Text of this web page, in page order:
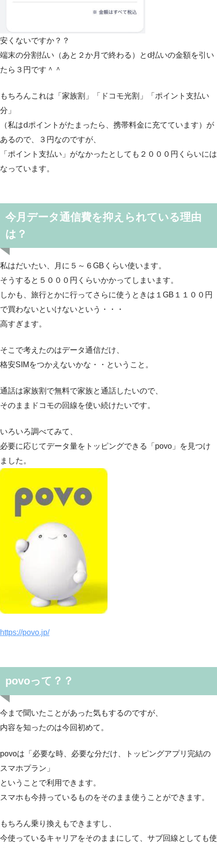
安くないですか？？
端末の分割払い（あと２か月で終わる）とⅾ払いの金額を引い
たら３円です＾＾
もちろんこれは「家族割」「ドコモ光割」「ポイント支払い
分」
（私はⅾポイントがたまったら、携帯料金に充てています）が
あるので、３円なのですが、
「ポイント支払い」がなかったとしても２０００円くらいには
なっています。
今月データ通信費を抑えられている理由
は？
私はだいたい、月に５～６GBくらい使います。
そうすると５０００円くらいかかってしまいます。
しかも、旅行とかに行ってさらに使うときは１GB１１００円
で買わないといけないという・・・
高すぎます。
そこで考えたのはデータ通信だけ、
格安SIMをつかえないかな・・ということ。
通話は家族割で無料で家族と通話したいので、
そのままドコモの回線を使い続けたいです。
いろいろ調べてみて、
必要に応じてデータ量をトッピングできる「povo」を見つけ
ました。
https://povo.jp/
povoって？？
今まで聞いたことがあった気もするのですが、
内容を知ったのは今回初めて。
povoは「必要な時、必要な分だけ、トッピングアプリ完結の
スマホプラン」
ということで利用できます。
スマホも今持っているものをそのまま使うことができます。
もちろん乗り換えもできますし、
今使っているキャリアをそのままにして、サブ回線としても使